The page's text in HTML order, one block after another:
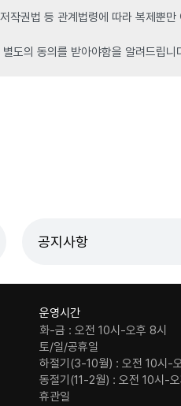
작권법 등 관계법령에 따라 복제뿐
도의 동의를 받아야함을 알려드립니
공지사항
운영시간
화-금 : 오전 10시-오후 8시
토/일/공휴일
하절기(3-10월) : 오전 10시-
동절기(11-2월) : 오전 10시-오
휴관일